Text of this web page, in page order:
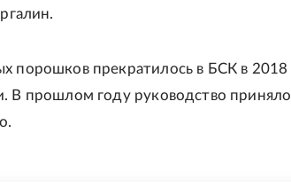
порошков прекратилось в БСК в 2018
В прошлом году руководство приняло